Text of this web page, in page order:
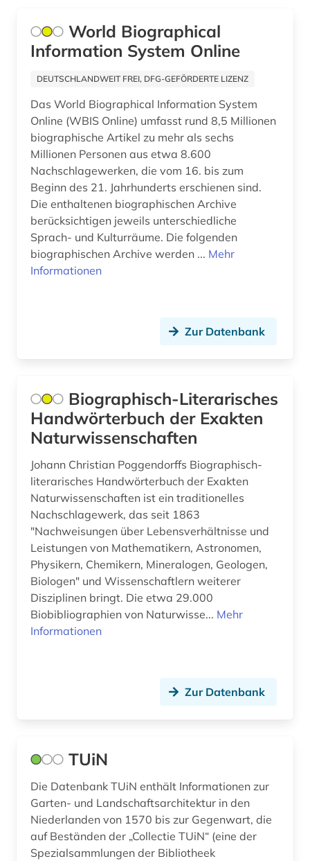
bayerisch-schwaben (1)
bayern (9)
beamter (1)
beethoven (1)
begräbnisstätte (1)
behörde (1)
belarus (1)
belarussen (1)
belgien (2)
berlin (5)
berliner klassik (1)
berliner nationaltheater (1)
berne <wesermarsch> (1)
berühmte persönlichkeit (4)
besetzung (1)
bevölkerung (2)
bildbeschreibung (1)
bilddatenbank (2)
bildende kunst (1)
Gibraltar (1)
Griechenland (1)
Griechenland (Altertum) (1)
Großbritannien (19)
Hamburg (4)
Hessen (3)
Irland (6)
Israel (3)
Italien (10)
Kroatien (5)
Luxemburg (1)
Mecklenburg-Vorpommern (2)
Mittelamerika (2)
Montenegro (2)
Niederlande (13)
Niedersachsen (20)
Nordamerika (1)
Nordrhein-Westfalen (4)
Osteuropa (7)
Ostmitteleuropa (4)
Palaestina (1)
Polen (15)
World Biographical
Information System Online
DEUTSCHLANDWEIT FREI, DFG-GEFÖRDERTE LIZENZ
Das World Biographical Information System
Online (WBIS Online) umfasst rund 8,5 Millionen
biographische Artikel zu mehr als sechs
Millionen Personen aus etwa 8.600
Nachschlagewerken, die vom 16. bis zum
Beginn des 21. Jahrhunderts erschienen sind.
Die enthaltenen biographischen Archive
berücksichtigen jeweils unterschiedliche
Sprach- und Kulturräume. Die folgenden
biographischen Archive werden ... Mehr
Informationen
Zur Datenbank
Biographisch-Literarisches
Handwörterbuch der Exakten
Naturwissenschaften
Johann Christian Poggendorffs Biographisch-
literarisches Handwörterbuch der Exakten
Naturwissenschaften ist ein traditionelles
Nachschlagewerk, das seit 1863
"Nachweisungen über Lebensverhältnisse und
Leistungen von Mathematikern, Astronomen,
Physikern, Chemikern, Mineralogen, Geologen,
Biologen" und Wissenschaftlern weiterer
Disziplinen bringt. Die etwa 29.000
Biobibliographien von Naturwisse... Mehr
Informationen
Zur Datenbank
TUiN
Die Datenbank TUiN enthält Informationen zur
Garten- und Landschaftsarchitektur in den
Niederlanden von 1570 bis zur Gegenwart, die
auf Beständen der „Collectie TUiN“ (eine der
Spezialsammlungen der Bibliotheek